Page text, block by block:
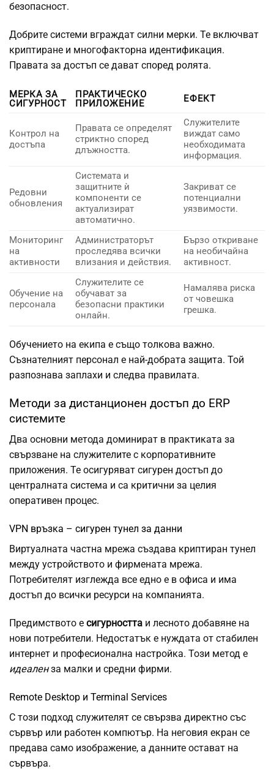
безопасност.
Добрите системи вграждат силни мерки. Те включват
криптиране и многофакторна идентификация.
Правата за достъп се дават според ролята.
МЕРКА ЗА
СИГУРНОСТ
ПРАКТИЧЕСКО
ПРИЛОЖЕНИЕ
ЕФЕКТ
Контрол на
достъпа
Правата се определят
стриктно според
длъжността.
Служителите
виждат само
необходимата
информация.
Редовни
обновления
Системата и
защитните ѝ
компоненти се
актуализират
автоматично.
Закриват се
потенциални
уязвимости.
Мониторинг
на
активности
Администраторът
проследява всички
влизания и действия.
Бързо откриване
на необичайна
активност.
Обучение на
персонала
Служителите се
обучават за
безопасни практики
онлайн.
Намалява риска
от човешка
грешка.
Обучението на екипа е също толкова важно.
Съзнателният персонал е най-добрата защита. Той
разпознава заплахи и следва правилата.
Методи за дистанционен достъп до ERP
системите
Два основни метода доминират в практиката за
свързване на служителите с корпоративните
приложения. Те осигуряват сигурен достъп до
централната система и са критични за целия
оперативен процес.
VPN връзка – сигурен тунел за данни
Виртуалната частна мрежа създава криптиран тунел
между устройството и фирмената мрежа.
Потребителят изглежда все едно е в офиса и има
достъп до всички ресурси на компанията.
Предимството е сигурността и лесното добавяне на
нови потребители. Недостатък е нуждата от стабилен
интернет и професионална настройка. Този метод е
идеаленза малки и средни фирми.
Remote Desktop и Terminal Services
С този подход служителят се свързва директно със
сървър или работен компютър. На неговия екран се
предава само изображение, а данните остават на
сървъра.